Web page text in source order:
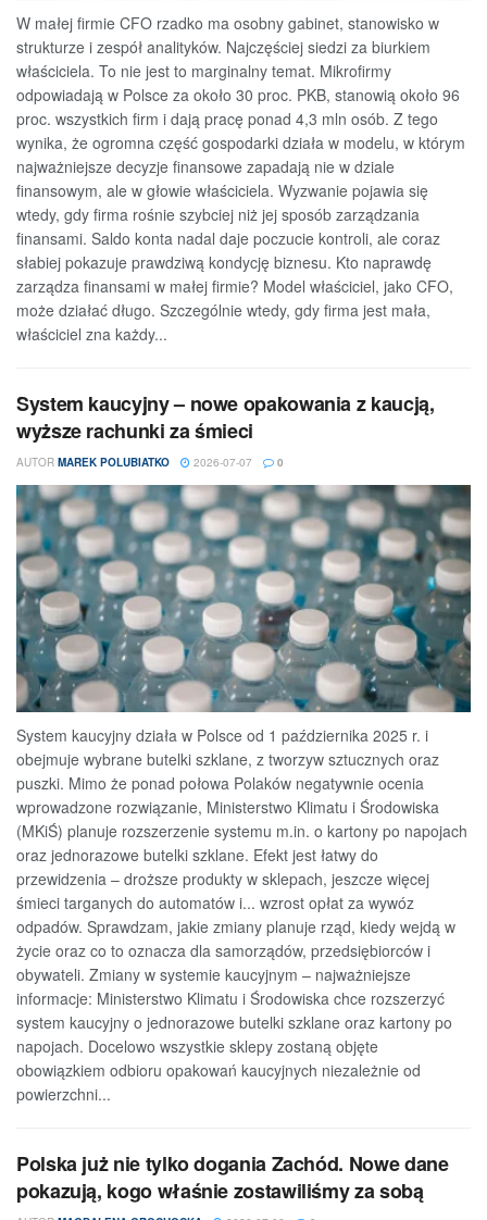
W małej firmie CFO rzadko ma osobny gabinet, stanowisko w
strukturze i zespół analityków. Najczęściej siedzi za biurkiem
właściciela. To nie jest to marginalny temat. Mikrofirmy
odpowiadają w Polsce za około 30 proc. PKB, stanowią około 96
proc. wszystkich firm i dają pracę ponad 4,3 mln osób. Z tego
wynika, że ogromna część gospodarki działa w modelu, w którym
najważniejsze decyzje finansowe zapadają nie w dziale
finansowym, ale w głowie właściciela. Wyzwanie pojawia się
wtedy, gdy firma rośnie szybciej niż jej sposób zarządzania
finansami. Saldo konta nadal daje poczucie kontroli, ale coraz
słabiej pokazuje prawdziwą kondycję biznesu. Kto naprawdę
zarządza finansami w małej firmie? Model właściciel, jako CFO,
może działać długo. Szczególnie wtedy, gdy firma jest mała,
właściciel zna każdy...
System kaucyjny – nowe opakowania z kaucją,
wyższe rachunki za śmieci
AUTOR MAREK POLUBIATKO 2026-07-07 0
System kaucyjny działa w Polsce od 1 października 2025 r. i
obejmuje wybrane butelki szklane, z tworzyw sztucznych oraz
puszki. Mimo że ponad połowa Polaków negatywnie ocenia
wprowadzone rozwiązanie, Ministerstwo Klimatu i Środowiska
(MKiŚ) planuje rozszerzenie systemu m.in. o kartony po napojach
oraz jednorazowe butelki szklane. Efekt jest łatwy do
przewidzenia – droższe produkty w sklepach, jeszcze więcej
śmieci targanych do automatów i... wzrost opłat za wywóz
odpadów. Sprawdzam, jakie zmiany planuje rząd, kiedy wejdą w
życie oraz co to oznacza dla samorządów, przedsiębiorców i
obywateli. Zmiany w systemie kaucyjnym – najważniejsze
informacje: Ministerstwo Klimatu i Środowiska chce rozszerzyć
system kaucyjny o jednorazowe butelki szklane oraz kartony po
napojach. Docelowo wszystkie sklepy zostaną objęte
obowiązkiem odbioru opakowań kaucyjnych niezależnie od
powierzchni...
Polska już nie tylko dogania Zachód. Nowe dane
pokazują, kogo właśnie zostawiliśmy za sobą